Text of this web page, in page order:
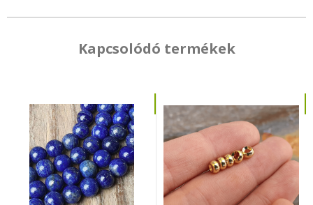
Kapcsolódó termékek